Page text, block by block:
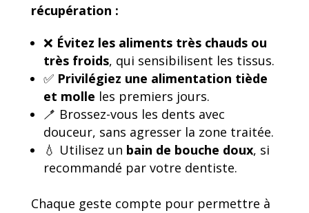
récupération :
❌ Évitez les aliments très chauds ou
très froids, qui sensibilisent les tissus.
✅ Privilégiez une alimentation tiède
et molle les premiers jours.
🪥 Brossez-vous les dents avec
douceur, sans agresser la zone traitée.
💧 Utilisez un bain de bouche doux, si
recommandé par votre dentiste.
Chaque geste compte pour permettre à